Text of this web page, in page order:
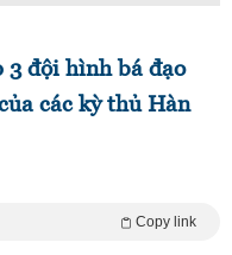
3 đội hình bá đạo
các kỳ thủ Hàn
Copy link